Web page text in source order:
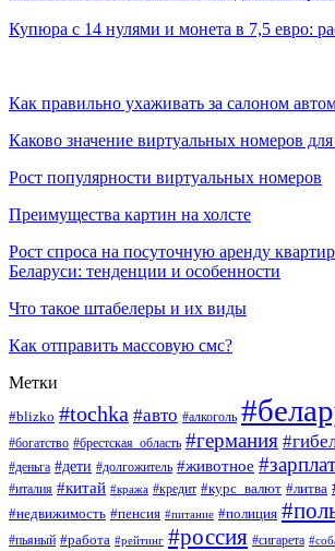
Купюра с 14 нулями и монета в 7,5 евро:
Как правильно ухаживать за салоном
Каково значение виртуальных номеров для
Рост популярности виртуальных номеров
Преимущества картин на холсте
Рост спроса на посуточную аренду
Беларуси: тенденции и особенности
Что такое штабелеры и их виды
Как отправить массовую смс?
Метки
#blizko #tochka #авто #алкоголь
#богатство #брестская_область #германия
#деньга #дети #долгожитель #животное
#италия #китай #кража #кредит #курс_валют #литва
#недвижимость #пенсия #питание #полиция
#пьяный #работа #рейтинг #россия #сигарета